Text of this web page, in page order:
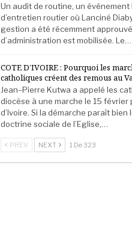
Un audit de routine, un événement
d’entretien routier où Lanciné
gestion a été récemment
d’administration est mobilisée. Le…
COTE D’IVOIRE : Pourquoi les
catholiques créent des remous au
Jean–Pierre Kutwa a appelé les
diocèse à une marche le 15 février
d’Ivoire. Si la démarche paraît
doctrine sociale de l’Eglise,…
PREV NEXT 1 De 323